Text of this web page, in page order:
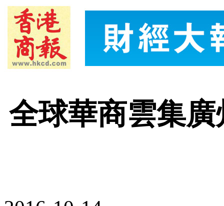
全球華商雲集